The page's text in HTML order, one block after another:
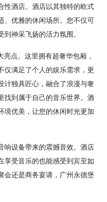
性酒店。酒店以其独特的欧式
、优雅的休闲场所。您不仅可
神采飞扬的活力氛围。
点。这里拥有超奢华包厢，
仅满足了个人的娱乐需求，更
计独具匠心，融合了浪漫与奢
找到属于自己的音乐世界。酒
境优美，让您的休闲时光更加
响设备带来的震撼音效。酒店
享受音乐的也能感受到宾至如
会还是商务宴请，广州永德堡